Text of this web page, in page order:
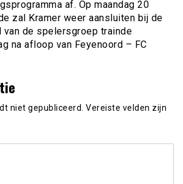
af. Op maandag 20
zal Kramer weer aansluiten bij de
van de spelersgroep trainde
na afloop van Feyenoord – FC
niet gepubliceerd. Vereiste velden zijn